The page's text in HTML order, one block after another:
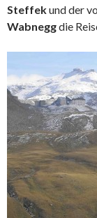
Steffekund der
Wabneggdie